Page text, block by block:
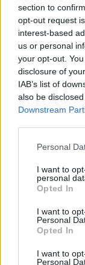
section to
opt-out request
interest-based
us or personal
your opt-out.
disclosure of
IAB’s list of
also be
Downstream
Personal
I want to
personal
Opted In
I want to
Personal
Opted In
I want to
Personal
Esim for USA|